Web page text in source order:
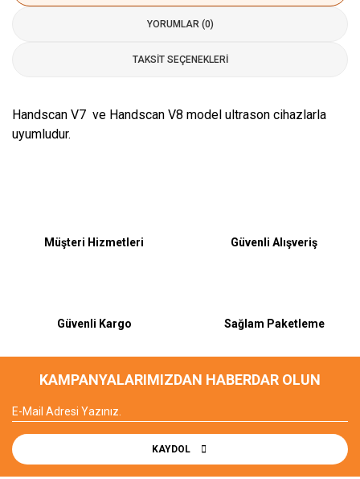
YORUMLAR (0)
TAKSIT SEÇENEKLERI
Handscan V7 ve Handscan V8 model ultrason cihazlarla
uyumludur.
Müşteri Hizmetleri Güvenli Alışveriş
Güvenli Kargo Sağlam Paketleme
KAMPANYALARIMIZDAN HABERDAR OLUN
KAYDOL